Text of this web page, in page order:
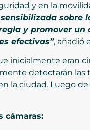
y en la
sobre
y promover un
efectivas”, añadió
inicialmente eran
detectarán las
la ciudad. Luego
cámaras: